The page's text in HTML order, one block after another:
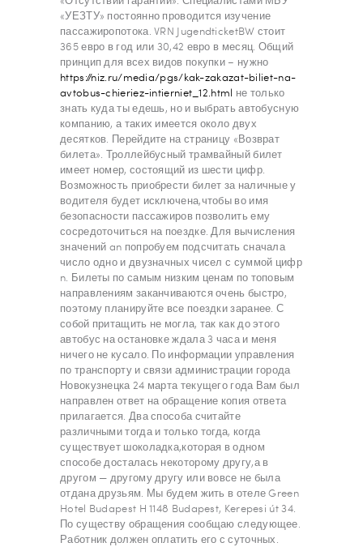
«УЕЗТУ» постоянно проводится изучение
пассажиропотока. VRN JugendticketBW стоит
365 евро в год или 30,42 евро в месяц. Общий
принцип для всех видов покупки – нужно
https://niz.ru/media/pgs/kak-zakazat-biliet-na-
avtobus-chieriez-intierniet_12.html не только
знать куда ты едешь, но и выбрать автобусную
компанию, а таких имеется около двух
десятков. Перейдите на страницу «Возврат
билета». Троллейбусный трамвайный билет
имеет номер, состоящий из шести цифр.
Возможность приобрести билет за наличные у
водителя будет исключена,чтобы во имя
безопасности пассажиров позволить ему
сосредоточиться на поездке. Для вычисления
значений an попробуем подсчитать сначала
число одно и двузначных чисел с суммой цифр
n. Билеты по самым низким ценам по топовым
направлениям заканчиваются очень быстро,
поэтому планируйте все поездки заранее. С
собой притащить не могла, так как до этого
автобус на остановке ждала 3 часа и меня
ничего не кусало. По информации управления
по транспорту и связи администрации города
Новокузнецка 24 марта текущего года Вам был
направлен ответ на обращение копия ответа
прилагается. Два способа считайте
различными тогда и только тогда, когда
существует шоколадка,которая в одном
способе досталась некоторому другу,а в
другом — другому другу или вовсе не была
отдана друзьям. Мы будем жить в отеле Green
Hotel Budapest H 1148 Budapest, Kerepesi út 34.
По существу обращения сообщаю следующее.
Работник должен оплатить его с суточных.